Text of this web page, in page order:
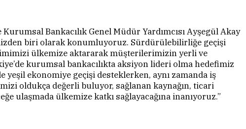
Bankacılık Genel Müdür Yardımcısı Ayşegül Akay
biri olarak konumluyoruz. Sürdürülebilirliğe geçişi
ülkemize aktararak müşterilerimizin yerli ve
kurumsal bankacılıkta aksiyon lideri olma hedefimiz
ekonomiye geçişi desteklerken, aynı zamanda iş
oldukça değerli buluyor, sağlanan kaynağın, ticari
ulaşmada ülkemize katkı sağlayacağına inanıyoruz.”